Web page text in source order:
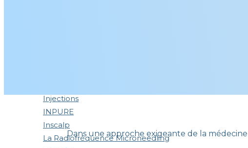
Injections
INPURE
Inscalp
La Radiofréquence Microneedling
Dans une approche exigeante de la